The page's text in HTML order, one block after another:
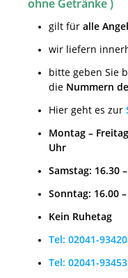
ohne Getränke )
gilt für alle
wir liefern
bitte geben Sie
die Nummern
Hier geht es zur
Montag –
Uhr
Samstag: 16.30
Sonntag: 16.00
Kein Ruhetag
Tel: 02041-93420
Tel: 02041-93453